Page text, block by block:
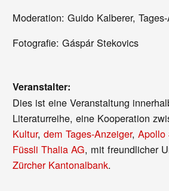
Moderation: Guido Kalberer,
Fotografie: Gáspár Stekovics
Veranstalter:
Dies ist eine Veranstaltung
Literaturreihe, eine Kooperation
Kultur,dem Tages-Anzeiger,Apollo
Füssli Thalia AG, mit freundlicher
Zürcher Kantonalbank.